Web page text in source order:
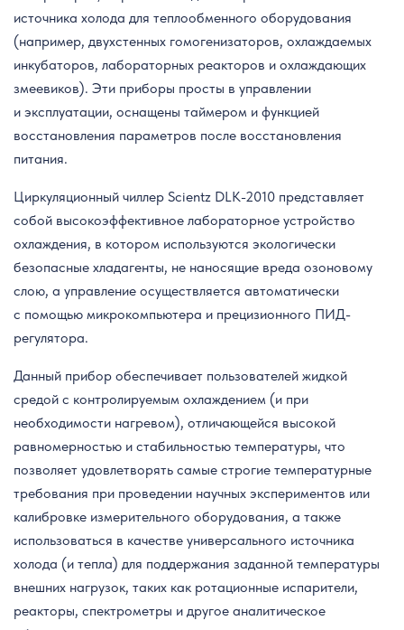
источника холода для теплообменного оборудования
(например, двухстенных гомогенизаторов, охлаждаемых
инкубаторов, лабораторных реакторов и охлаждающих
змеевиков). Эти приборы просты в управлении
и эксплуатации, оснащены таймером и функцией
восстановления параметров после восстановления
питания.
Циркуляционный чиллер Scientz DLK-2010 представляет
собой высокоэффективное лабораторное устройство
охлаждения, в котором используются экологически
безопасные хладагенты, не наносящие вреда озоновому
слою, а управление осуществляется автоматически
с помощью микрокомпьютера и прецизионного ПИД-
регулятора.
Данный прибор обеспечивает пользователей жидкой
средой с контролируемым охлаждением (и при
необходимости нагревом), отличающейся высокой
равномерностью и стабильностью температуры, что
позволяет удовлетворять самые строгие температурные
требования при проведении научных экспериментов или
калибровке измерительного оборудования, а также
использоваться в качестве универсального источника
холода (и тепла) для поддержания заданной температуры
внешних нагрузок, таких как ротационные испарители,
реакторы, спектрометры и другое аналитическое